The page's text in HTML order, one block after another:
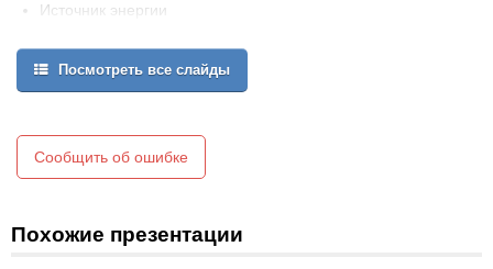
Источник энергии
Посмотреть все слайды
Сообщить об ошибке
Похожие презентации